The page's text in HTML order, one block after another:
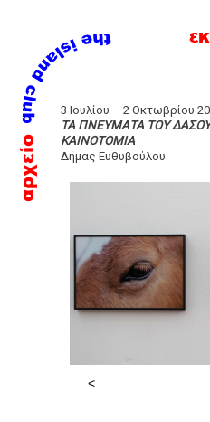
Skip
content
αρχείο
3 Ιουλίου – 2 Οκτωβρίου
ΤΑ ΠΝΕΥΜΑΤΑ ΤΟΥ
ΚΑΙΝΟΤΟΜΙΑ
Δήμας Ευθυβούλου